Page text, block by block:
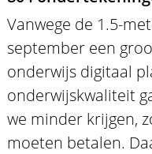
Vanwege de 1.5-
september een
onderwijs digitaal
onderwijskwaliteit
we minder krijgen,
moeten betalen.